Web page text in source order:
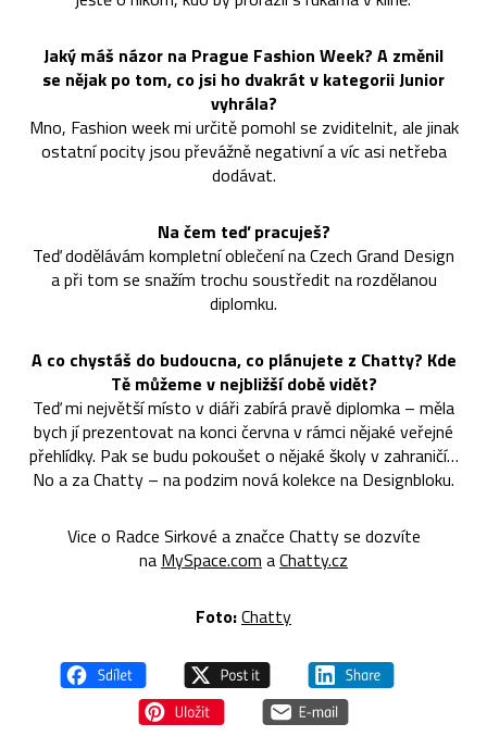
Jaký máš názor na Prague Fashion Week? A změnil
se nějak po tom, co jsi ho dvakrát v kategorii Junior
vyhrála?
Mno, Fashion week mi určitě pomohl se zviditelnit, ale jinak
ostatní pocity jsou převážně negativní a víc asi netřeba
dodávat.
Na čem teď pracuješ?
Teď dodělávám kompletní oblečení na Czech Grand Design
a při tom se snažím trochu soustředit na rozdělanou
diplomku.
A co chystáš do budoucna, co plánujete z Chatty? Kde
Tě můžeme v nejbližší době vidět?
Teď mi největší místo v diáři zabírá pravě diplomka – měla
bych jí prezentovat na konci června v rámci nějaké veřejné
přehlídky. Pak se budu pokoušet o nějaké školy v zahraničí…
No a za Chatty – na podzim nová kolekce na Designbloku.
Vice o Radce Sirkové a značce Chatty se dozvíte
na MySpace.com aChatty.cz
Foto:Chatty